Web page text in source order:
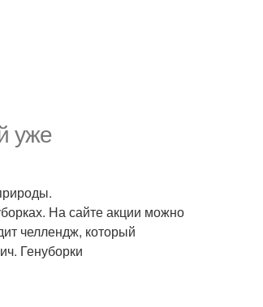
уже
На сайте акции можно
челлендж, который
Генуборки